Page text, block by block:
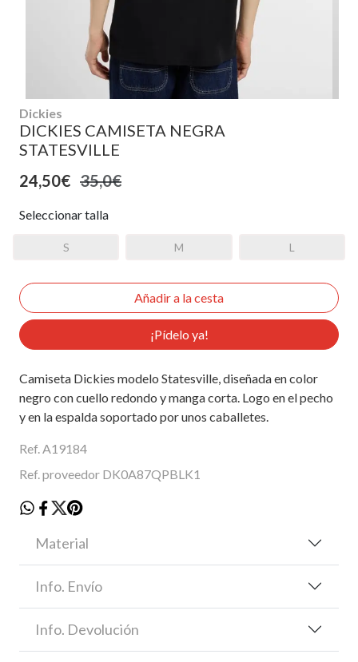
Dickies
DICKIES CAMISETA NEGRA
STATESVILLE
24,50€ 35,0€
Seleccionar talla
S M L
¡Pídelo ya!
Camiseta Dickies modelo Statesville, diseñada en color
negro con cuello redondo y manga corta. Logo en el pecho
y en la espalda soportado por unos caballetes.
Ref. A19184
Ref. proveedor DK0A87QPBLK1
Material
Info. Envío
Info. Devolución